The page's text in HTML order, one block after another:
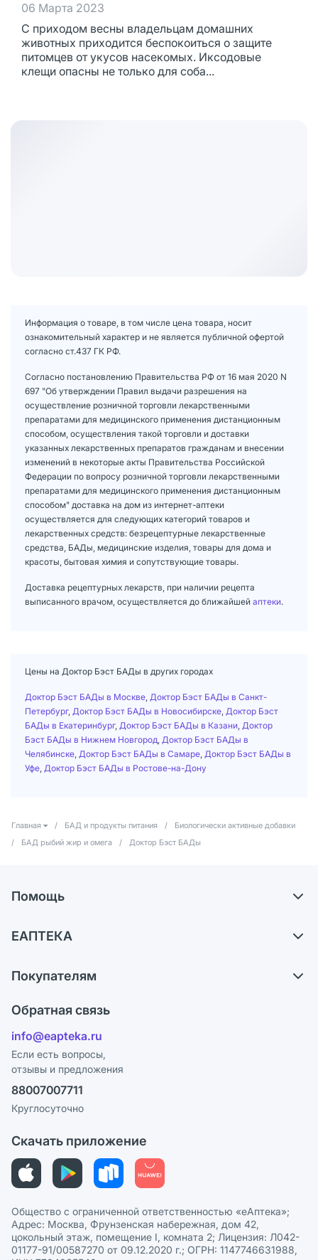
06 Марта 2023
С приходом весны владельцам домашних
животных приходится беспокоиться о защите
питомцев от укусов насекомых. Иксодовые
клещи опасны не только для соба...
Информация о товаре, в том числе цена товара, носит
ознакомительный характер и не является публичной офертой
согласно ст.437 ГК РФ.
Согласно постановлению Правительства РФ от 16 мая 2020 N
697 "Об утверждении Правил выдачи разрешения на
осуществление розничной торговли лекарственными
препаратами для медицинского применения дистанционным
способом, осуществления такой торговли и доставки
указанных лекарственных препаратов гражданам и внесении
изменений в некоторые акты Правительства Российской
Федерации по вопросу розничной торговли лекарственными
препаратами для медицинского применения дистанционным
способом" доставка на дом из интернет-аптеки
осуществляется для следующих категорий товаров и
лекарственных средств: безрецептурные лекарственные
средства, БАДы, медицинские изделия, товары для дома и
красоты, бытовая химия и сопутствующие товары.
Доставка рецептурных лекарств, при наличии рецепта
выписанного врачом, осуществляется до ближайшей аптеки.
Цены на Доктор Бэст БАДы в других городах
Доктор Бэст БАДы в Москве Доктор Бэст БАДы в Санкт-
Петербург, Доктор Бэст БАДы в Новосибирске Доктор Бэст
БАДы в Екатеринбург, Доктор Бэст БАДы в Казани Доктор
Бэст БАДы в Нижнем Новгород Доктор Бэст БАДы в
Челябинске Доктор Бэст БАДы в Самаре Доктор Бэст БАДы в
Уфе Доктор Бэст БАДы в Ростове-на-Дону
Главная / БАД и продукты питания /
Биологически активные добавки
/
БАД рыбий жир и омега / Доктор Бэст БАДы
Помощь
Самовывоз из аптек
Ответы на вопросы
Блог
ЕАПТЕКА
Карьера
Поставщики
Лицензия
Реклама на сайте
Ваши товары на ЕАПТЕКЕ
Покупателям
Программа СберСпасибо
Политика конфиденциальности
Пользовательское соглашение
Политика рекомендаций
Этика и соответствие
Политика в отношении обработки персональных данных
Обратная связь
info@eapteka.ru
Если есть вопросы,
отзывы и предложения
88007007711
Круглосуточно
Скачать приложение
Общество с ограниченной ответственностью «еАптека»;
Адрес: Москва, Фрунзенская набережная, дом 42,
цокольный этаж, помещение I, комната 2; Лицензия: Л042-
01177-91/00587270 от 09.12.2020 г.; ОГРН: 1147746631988,